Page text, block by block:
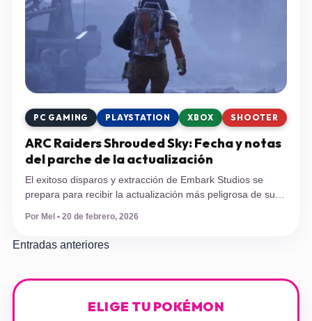
PC GAMING PLAYSTATION XBOX SHOOTER
ARC Raiders Shrouded Sky: Fecha y notas
del parche de la actualización
El exitoso disparos y extracción de Embark Studios se
prepara para recibir la actualización más peligrosa de su
Sky, cómo afectarán los huracanes a tu equipamiento y
qué debes hacer antes del reinicio de las Expediciones
Por Mel • 20 de febrero, 2026
Navegación
de
entradas
Entradas anteriores
ELIGE TU POKÉMON